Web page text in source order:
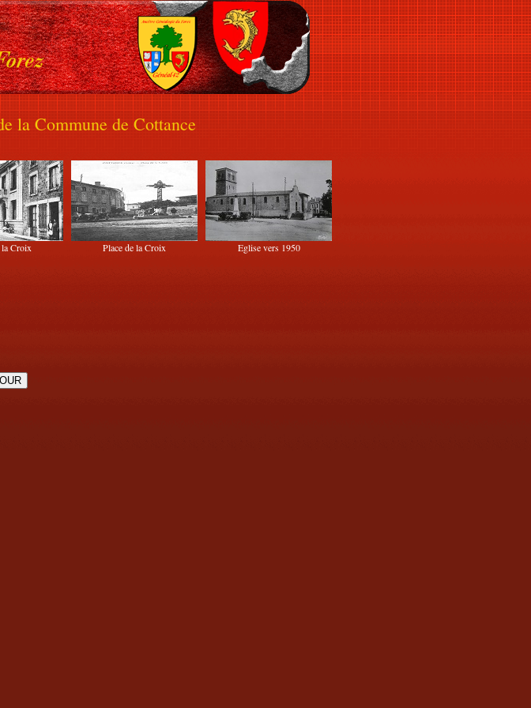
la Commune de Cottance
la Croix Place de la Croix Eglise vers 1950